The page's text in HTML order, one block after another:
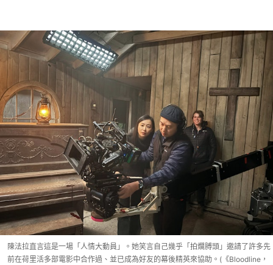
陳法拉直言這是一場「人情大動員」。她笑言自己幾乎「拍爛膊頭」邀請了許多先
前在荷里活多部電影中合作過、並已成為好友的幕後精英來協助。(《Bloodline，